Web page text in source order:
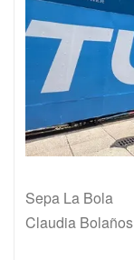
Sepa La Bola
Claudia Bolaños